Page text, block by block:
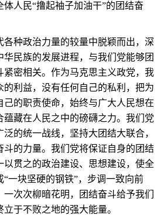
人民“撸起袖子加油干”的团结奋
种政治力量的较量中脱颖而出，深
民族的发展进程，与我们党能够团
紧密相关。作为马克思主义政党，我
的利益，没有任何自己的私利，把为
己的职责使命，始终与广大人民想在
蕴藏在人民之中的磅礴之力。我们党
的统一战线，坚持大团结大联合，
斗的力量。我们党将保证自身的团结
以贯之的政治建设、思想建设，使全
一块坚硬的钢铁”，步调一致向前
次次柳暗花明，团结奋斗给予我们
于不败之地的强大能量。